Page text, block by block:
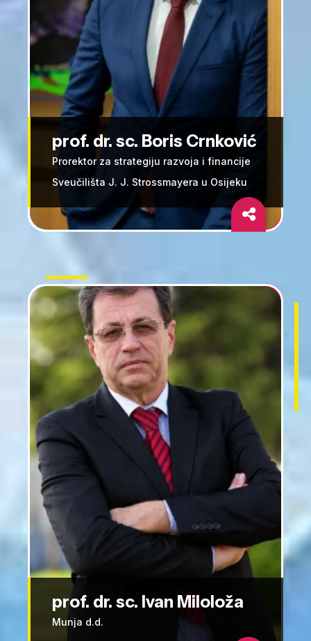
prof. dr. sc. Boris Crnković
Prorektor za strategiju razvoja i financije
Sveučilišta J. J. Strossmayera u Osijeku
prof. dr. sc. Ivan Miloloža
Munja d.d.